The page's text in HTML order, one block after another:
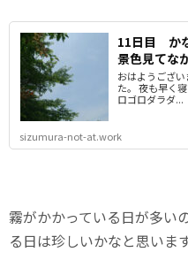
11日目 か
景色見てな
おはようござ
た。 夜も早く
ロゴロダラダ...
sizumura-not-at.work
霧がかかっている日が多い
る日は珍しいかなと思います